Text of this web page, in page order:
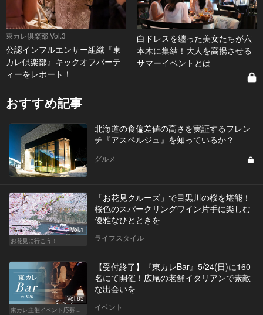
東カレ倶楽部 Vol.3
公認インフルエンサー組織『東
カレ倶楽部』キックオフパーテ
ィーをレポート！
白ドレスを纏った美女たちが六
本木に集結！大人を高揚させる
サマーイベントとは
おすすめ記事
北海道の食偏差値の高さを実証するフレン
チ『アスペルジュ』を知っているか？
グルメ
Vol.1
お花見に行こう！
「お花見クルーズ」で目黒川の桜を堪能！
桜色のスパークリングワイン片手に楽しむ
優雅なひとときを
ライフスタイル
Vol.83
東カレ主催イベント応募詳細記事一覧
【受付終了】『東カレBar』5/24(日)に160
名にて開催！広尾の老舗イタリアンで素敵
な出会いを
イベント